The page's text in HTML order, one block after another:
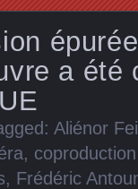
a été
Aliénor
,
, Frédéric